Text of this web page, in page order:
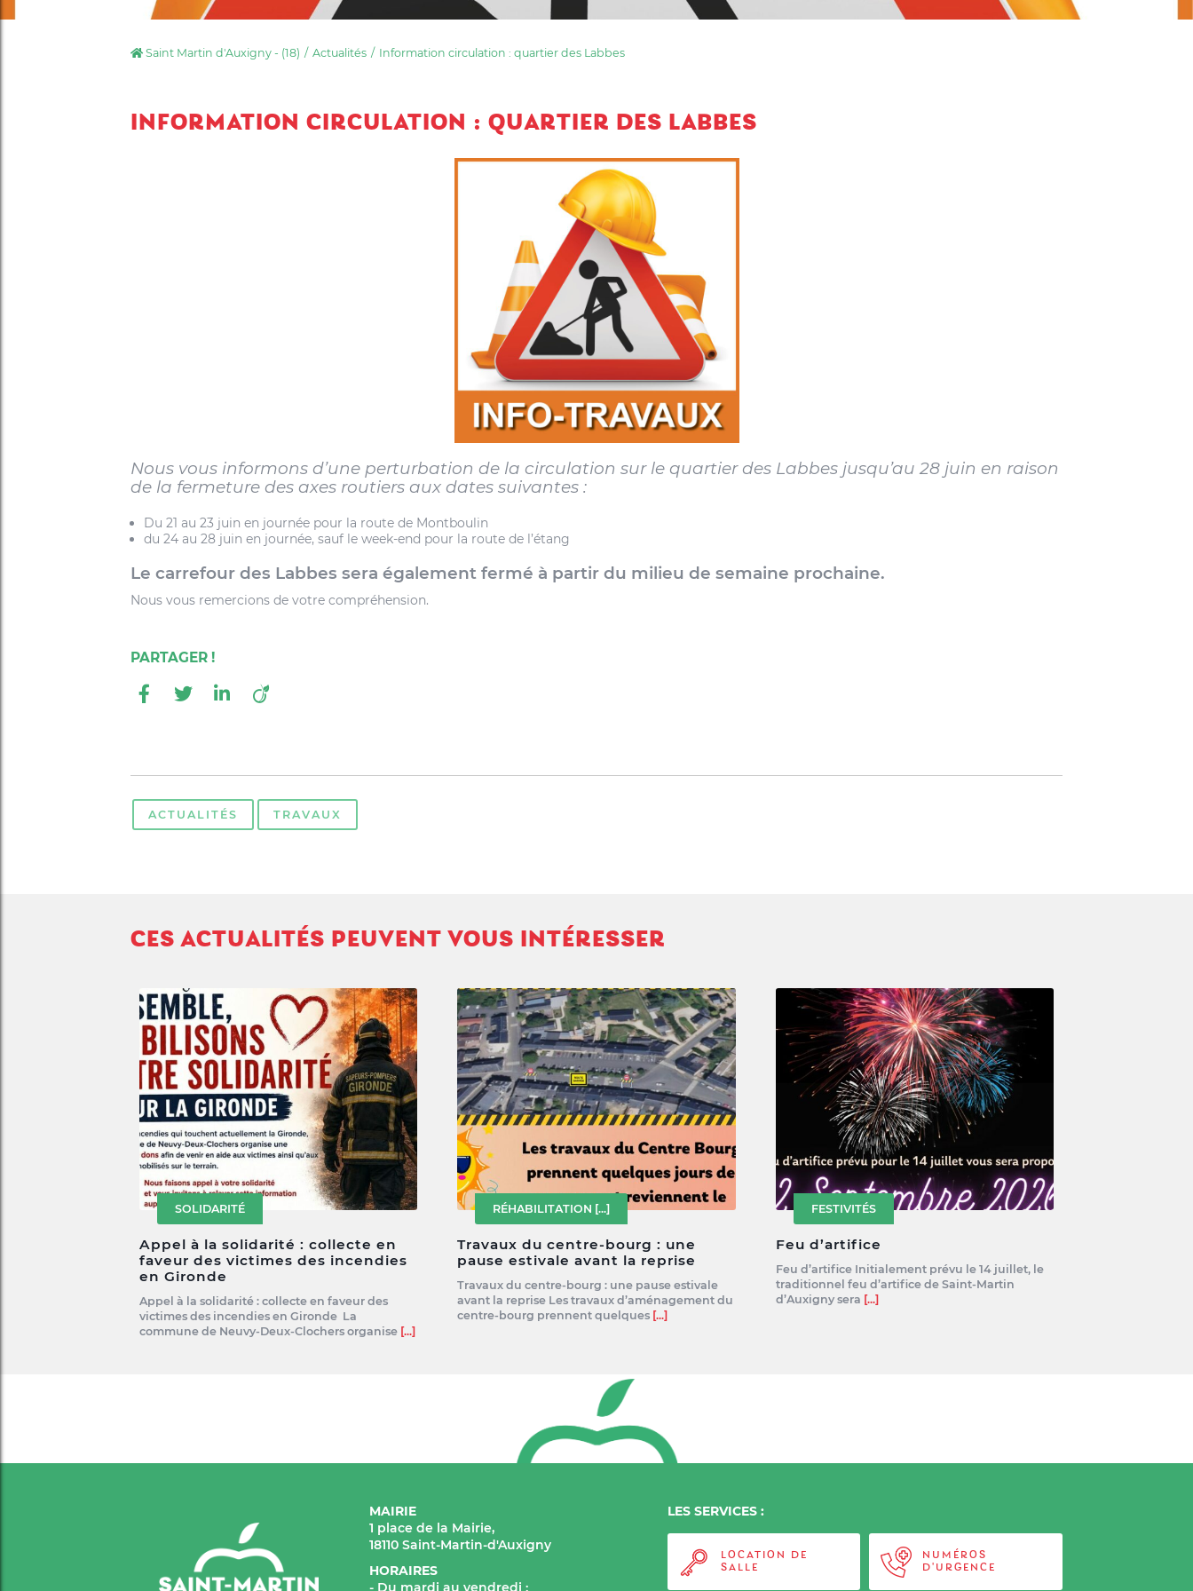
Saint Martin d'Auxigny - (18) Actualités Information circulation : quartier des Labbes
INFORMATION CIRCULATION : QUARTIER DES LABBES
Nous vous informons d’une perturbation de la circulation sur le quartier des Labbes jusqu’au 28 juin en raison
de la fermeture des axes routiers aux dates suivantes :
Du 21 au 23 juin en journée pour la route de Montboulin
du 24 au 28 juin en journée, sauf le week-end pour la route de l’étang
Le carrefour des Labbes sera également fermé à partir du milieu de semaine prochaine.
Nous vous remercions de votre compréhension.
ACTUALITÉS TRAVAUX
CES ACTUALITÉS PEUVENT VOUS INTÉRESSER
SOLIDARITÉ
Appel à la solidarité : collecte en
faveur des victimes des incendies
en Gironde
Appel à la solidarité : collecte en faveur des
victimes des incendies en Gironde La
commune de Neuvy-Deux-Clochers organise [...]
RÉHABILITATION [...]
Travaux du centre-bourg : une
pause estivale avant la reprise
Travaux du centre-bourg : une pause estivale
avant la reprise Les travaux d’aménagement du
centre-bourg prennent quelques [...]
FESTIVITÉS
Feu d’artifice
Feu d’artifice Initialement prévu le 14 juillet, le
traditionnel feu d’artifice de Saint-Martin
d’Auxigny sera [...]
MAIRIE
1 place de la Mairie,
18110 Saint-Martin-d'Auxigny
HORAIRES
- Du mardi au vendredi :
LES SERVICES :
LOCATION DE
SALLE
NUMÉROS
D'URGENCE